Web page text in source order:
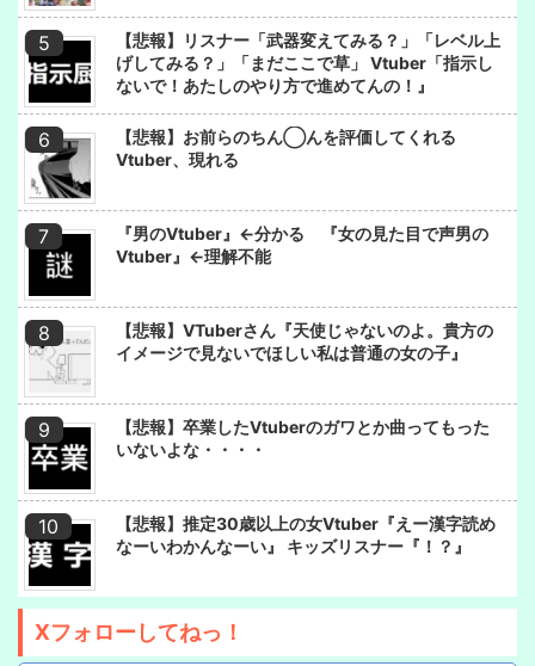
【悲報】リスナー「武器変えてみる？」「レベル上
げしてみる？」「まだここで草」 Vtuber「指示し
ないで！あたしのやり方で進めてんの！』
【悲報】お前らのちん◯んを評価してくれる
Vtuber、現れる
『男のVtuber』←分かる 『女の見た目で声男の
Vtuber』←理解不能
【悲報】VTuberさん『天使じゃないのよ。貴方の
イメージで見ないでほしい私は普通の女の子』
【悲報】卒業したVtuberのガワとか曲ってもった
いないよな・・・・
【悲報】推定30歳以上の女Vtuber『えー漢字読め
なーいわかんなーい』 キッズリスナー『！？』
Xフォローしてねっ！